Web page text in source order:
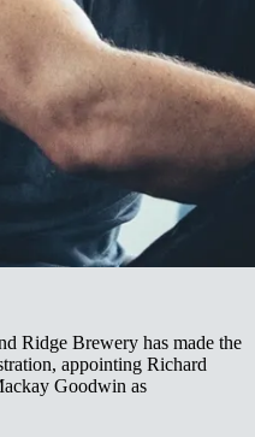
Ridge Brewery has made the
appointing Richard
Goodwin as